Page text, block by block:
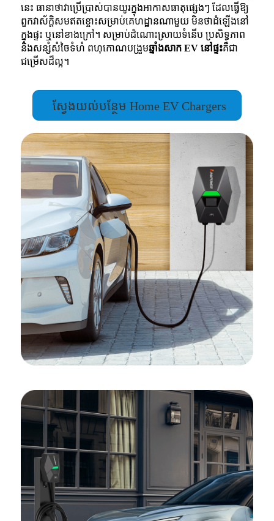
នេះ ធានាថាវាប្រើប្រាស់បានយូរក្នុងអាកាសធាតុផ្សេងៗ ដែលធ្វើឱ្យ
ពួកវាស័ក្តិសមឥតខ្ចោះសម្រាប់គេហដ្ឋានណាមួយ មិនថាដំឡើងនៅ
ក្នុងផ្ទះ ឬនៅខាងក្រៅ។ សម្រាប់ដំណោះស្រាយទំនើប ប្រសិទ្ធភាព
និងសន្សំសំចៃទំហំ ពហុកោណបង្រួមឆ្នាំងសាក EV នៅផ្ទះគឺជា
ជម្រើសដ៏ល្អ។
ស្វែងយល់បន្ថែម Home EV Chargers